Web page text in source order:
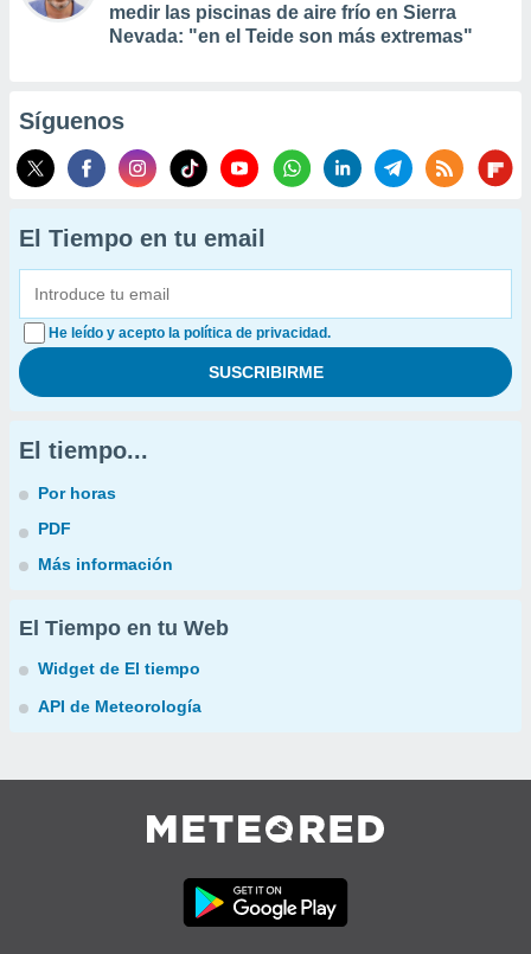
medir las piscinas de aire frío en Sierra
Nevada: "en el Teide son más extremas"
Síguenos
El Tiempo en tu email
He leído y acepto la política de privacidad.
El tiempo...
Por horas
PDF
Más información
El Tiempo en tu Web
Widget de El tiempo
API de Meteorología